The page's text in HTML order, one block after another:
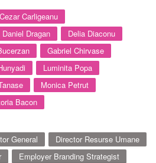
Cezar Carligeanu
Daniel Dragan
Delia Diaconu
Gabriel Chirvase
Luminita Popa
Monica Petrut
Bacon
General
Director Resurse Umane
Employer Branding Strategist